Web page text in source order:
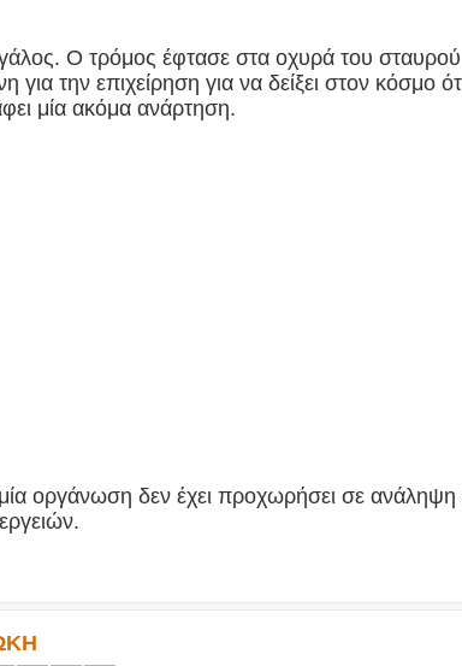
Ο τρόμος έφτασε στα οχυρά του
για την επιχείρηση για να δείξει στον κόσμο
μία ακόμα ανάρτηση.
οργάνωση δεν έχει προχωρήσει σε